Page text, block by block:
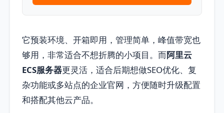
它预装环境、开箱即用，管理简单，峰值带宽也
够用，非常适合不想折腾的小项目。而阿里云
ECS服务器更灵活，适合后期想做SEO优化、复
杂功能或多站点的企业官网，方便随时升级配置
和搭配其他云产品。